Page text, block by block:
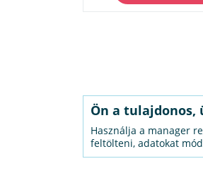
Ön a tulajdonos,
Használja a manager
feltölteni, adatokat